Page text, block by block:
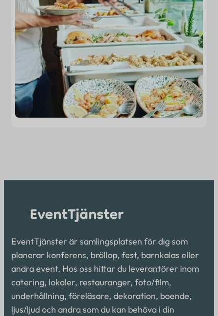
EventTjänster är samlingsplatsen för dig som
planerar konferens, bröllop, fest, barnkalas eller
andra event. Hos oss hittar du leverantörer inom
catering, lokaler, restauranger, foto/film,
underhållning, föreläsare, dekoration, boende,
ljus/ljud och andra som du kan behöva i din